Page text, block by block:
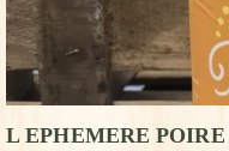
L EPHEMERE